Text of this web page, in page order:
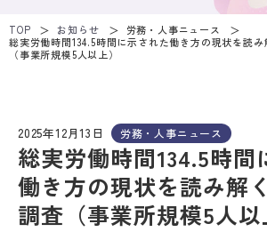
TOP お知らせ
労務・人事ニュース
総実労働時間134.5時間に示された働き方の現状を読み
（事業所規模5人以上）
2025年12月13日 労務・人事ニュース
総実労働時間134.5時間
働き方の現状を読み解
調査（事業所規模5人以